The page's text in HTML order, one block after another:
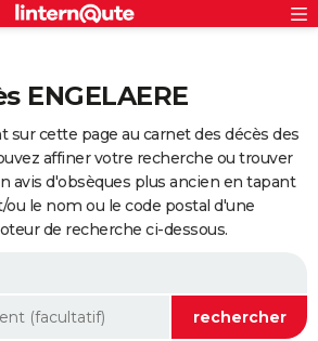
ENGELAERE
sur cette page au carnet des décès des
affiner votre recherche ou trouver
avis d'obsèques plus ancien en tapant
le nom ou le code postal d'une
de recherche ci-dessous.